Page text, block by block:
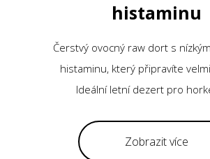
histaminu
Čerstvý ovocný raw dort s
histaminu, který připravíte
Ideální letní dezert pro
Zobrazit více